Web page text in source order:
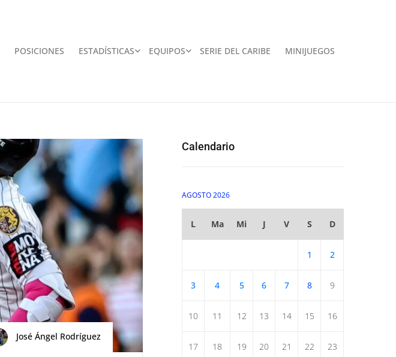
POSICIONES ESTADÍSTICAS EQUIPOS SERIE DEL CARIBE MINIJUEGOS
José Ángel Rodríguez
Calendario
AGOSTO 2026
L Ma Mi J V S D
1 2
3 4 5 6 7 8 9
10 11 12 13 14 15 16
17 18 19 20 21 22 23